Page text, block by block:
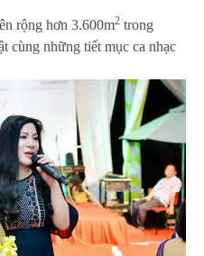
rộng hơn 3.600m2 trong
cùng những tiết mục ca nhạc